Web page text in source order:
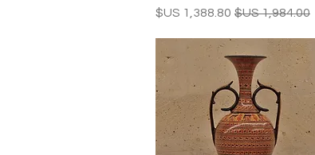
سعر عادي
سعر البيع